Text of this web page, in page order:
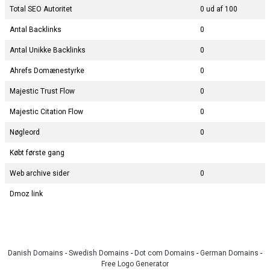
Total SEO Autoritet
0 ud af 100
Antal Backlinks 0
Antal Unikke Backlinks 0
Ahrefs Domænestyrke 0
Majestic Trust Flow 0
Majestic Citation Flow 0
Nøgleord 0
Købt første gang
Web archive sider 0
Dmoz link
Danish Domains - Swedish Domains - Dot com Domains - German Domains -
Free Logo Generator